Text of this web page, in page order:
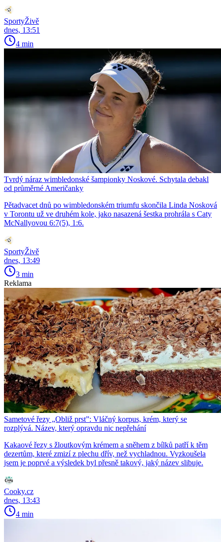
SportyŽivě
dnes, 13:51
4 min
Tvrdý náraz wimbledonské šampionky Noskové. Schytala debakl
od průměrné Američanky
Pětadvacet dnů po wimbledonském triumfu skončila Linda Nosková
v Torontu už ve druhém kole, jako nasazená šestka prohrála s Caty
McNallyovou 6:7(5), 1:6.
SportyŽivě
dnes, 13:49
3 min
Reklama
Sametové řezy „Obliž prst”: Vláčný korpus, krém, který se
rozplývá. Název, který opravdu nic nepřehání
Kakaové řezy s žloutkovým krémem a sněhem z bílků patří k těm
dezertům, které zmizí z plechu dřív, než vychladnou. Vyzkoušela
jsem je poprvé a výsledek byl přesně takový, jaký název slibuje.
Cooky.cz
dnes, 13:43
4 min